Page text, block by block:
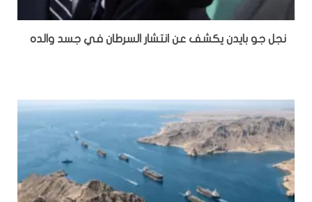
نجل جو بايدن يكشف عن انتشار السرطان في جسد والده